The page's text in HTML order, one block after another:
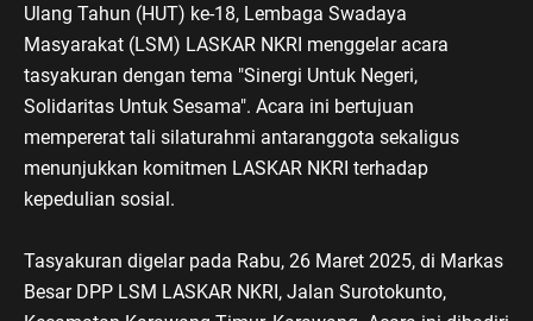
Ulang Tahun (HUT) ke-18, Lembaga Swadaya
Masyarakat (LSM) LASKAR NKRI menggelar acara
tasyakuran dengan tema "Sinergi Untuk Negeri,
Solidaritas Untuk Sesama". Acara ini bertujuan
mempererat tali silaturahmi antaranggota sekaligus
menunjukkan komitmen LASKAR NKRI terhadap
kepedulian sosial.
Tasyakuran digelar pada Rabu, 26 Maret 2025, di Markas
Besar DPP LSM LASKAR NKRI, Jalan Surotokunto,